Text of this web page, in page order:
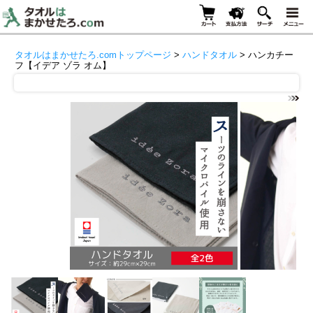
タオルはまかせたろ.comトップページ > ハンドタオル > ハンカチー
フ【イデア ゾラ オム】